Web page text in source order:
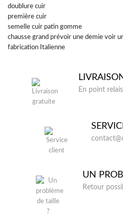
doublure cuir
première cuir
semelle cuir patin gomme
chausse grand prévoir une demie voir
fabrication Italienne
En point
UN
Retour